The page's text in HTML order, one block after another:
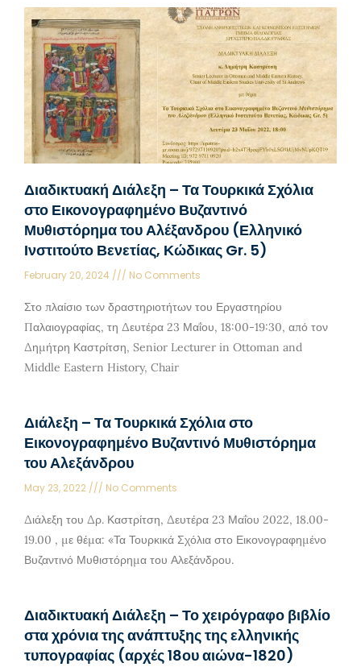
Διαδικτυακή Διάλεξη – Τα Τουρκικά Σχόλια
στο Εικονογραφημένο Βυζαντινό
Μυθιστόρημα του Αλέξανδρου (Ελληνικό
Ινστιτούτο Βενετίας, Κώδικας Gr. 5)
February 20, 2024 No Comments
Στο πλαίσιο των δραστηριοτήτων του Εργαστηρίου
Παλαιογραφίας, τη Δευτέρα 23 Μαΐου, 18:00-19:30, από τον
Δημήτρη Καστρίτση, Senior Lecturer in Ottoman and
Middle Eastern History, Chair
Διάλεξη – Τα Τουρκικά Σχόλια στο
Εικονογραφημένο Βυζαντινό Μυθιστόρημα
του Αλεξάνδρου
May 23, 2022 No Comments
Διάλεξη του Δρ. Καστρίτση, Δευτέρα 23 Μαΐου 2022, 18.00-
19.00 , με θέμα: «Τα Τουρκικά Σχόλια στο Εικονογραφημένο
Βυζαντινό Μυθιστόρημα του Αλεξάνδρου.
Διαδικτυακή Διάλεξη – Το χειρόγραφο βιβλίο
στα χρόνια της ανάπτυξης της ελληνικής
τυπογραφίας (αρχές 18ου αιώνα-1820)